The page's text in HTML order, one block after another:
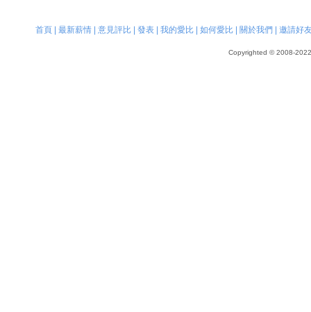
首頁| 最新薪情| 意見評比| 發表| 我的愛比| 如何愛比| 關於我們 邀請好
Copyrighted © 2008-